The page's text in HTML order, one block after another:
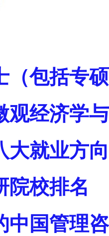
（包括专
观经济学
大就业方
院校排名
中国管理